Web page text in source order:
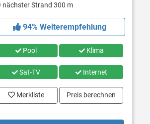
nächster Strand 300 m
94% Weiterempfehlung
Pool Klima
Sat-TV Internet
Merkliste Preis berechnen